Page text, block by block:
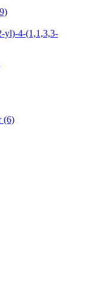
yl)-4-(1,1,3,3-
(6)